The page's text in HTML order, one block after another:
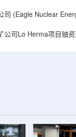
司 (Eagle Nuclear
公司Lo Herma项目铀